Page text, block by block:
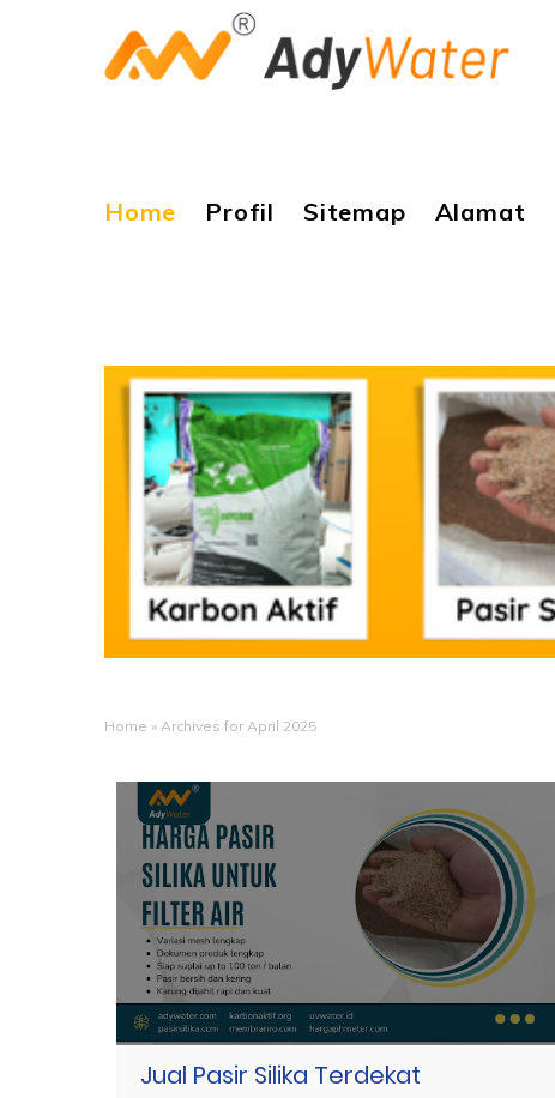
Home Profil Sitemap Alamat
Home » Archives for April 2025
Jual Pasir Silika Terdekat